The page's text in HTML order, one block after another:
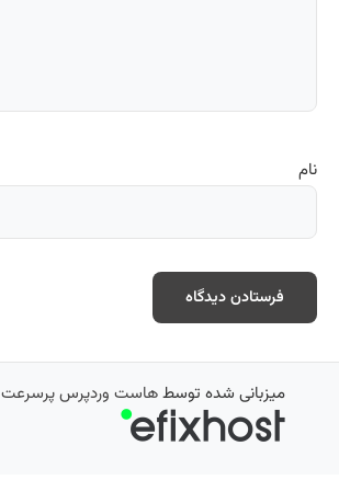
نام
میزبانی شده توسطهاست وردپرس پرسرعت